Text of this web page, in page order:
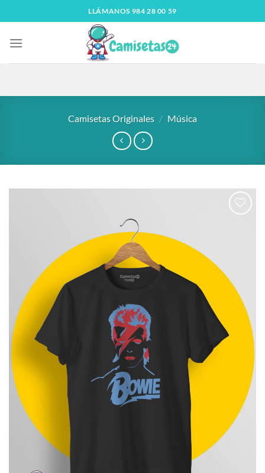
LLÁMANOS 984 28 00 59
Camisetas Originales / Música